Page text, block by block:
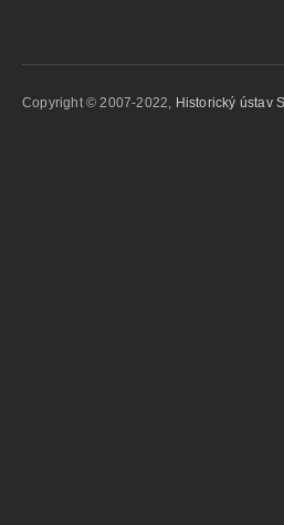
Copyright © 2007-2022, Historický ústav